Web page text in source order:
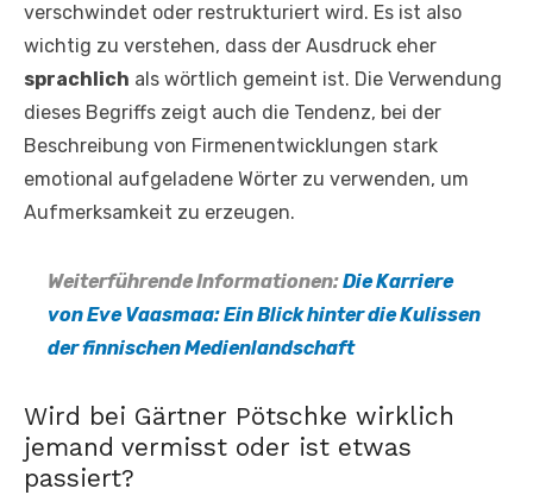
verschwindet oder restrukturiert wird. Es ist also
wichtig zu verstehen, dass der Ausdruck eher
sprachlich als wörtlich gemeint ist. Die Verwendung
dieses Begriffs zeigt auch die Tendenz, bei der
Beschreibung von Firmenentwicklungen stark
emotional aufgeladene Wörter zu verwenden, um
Aufmerksamkeit zu erzeugen.
Weiterführende Informationen:Die Karriere
von Eve Vaasmaa: Ein Blick hinter die Kulissen
der finnischen Medienlandschaft
Wird bei Gärtner Pötschke wirklich
jemand vermisst oder ist etwas
passiert?